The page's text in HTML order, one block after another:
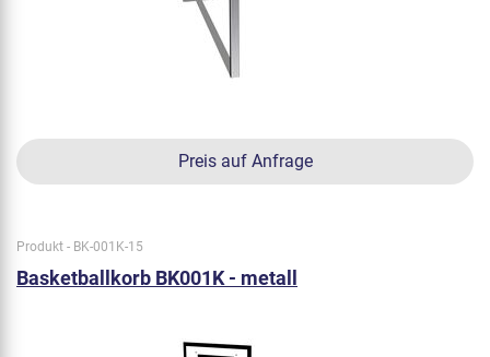
Preis auf Anfrage
Produkt - BK-001K-15
Basketballkorb BK001K - metall